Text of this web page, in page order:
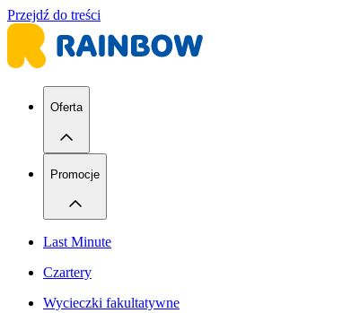
Przejdź do treści
Oferta
Promocje
Last Minute
Czartery
Wycieczki fakultatywne